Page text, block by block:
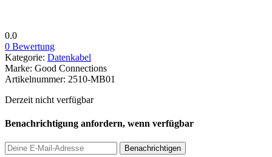
0.0
0 Bewertung
Kategorie: Datenkabel
Marke: Good Connections
Artikelnummer: 2510-MB01
Derzeit nicht verfügbar
Benachrichtigung anfordern, wenn verfügbar
Benachrichtigen